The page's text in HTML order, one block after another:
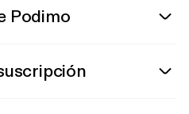
Podimo